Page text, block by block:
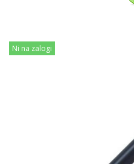
Ni na zalogi